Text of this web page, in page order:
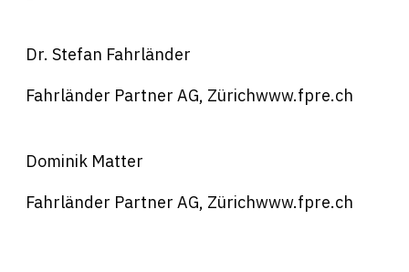
Dr. Stefan Fahrländer
Fahrländer Partner AG, Zürichwww.fpre.ch
Dominik Matter
Fahrländer Partner AG, Zürichwww.fpre.ch